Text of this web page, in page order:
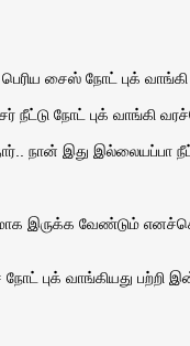
பெரிய சைஸ் நோட் புக்
நீட்டு நோட் புக்
நான் இது இல்லையப்பா
இருக்க வேண்டும்
புக் வாங்கியது பற்றி